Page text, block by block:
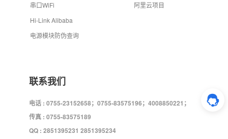
串口WiFi
Hi-Link Alibaba
电源模块防伪查询
阿里云项目
联系我们
电话 : 0755-23152658；0755-83575196；4008850221；
传真 : 0755-83575189
QQ : 2851395231 2851395234